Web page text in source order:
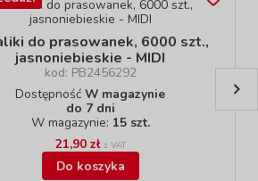
do prasowanek, 6000 szt.,
jasnoniebieskie - MIDI
kod: PB2456292
DostępnośćW magazynie
do 7 dni
W magazynie: 15 szt.
21,90 zł z VAT
Do koszyka